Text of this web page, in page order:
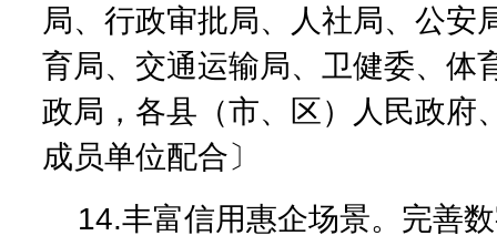
局、行政审批局、人社局、公安
育局、交通运输局、卫健委、体
政局，各县（市、区）人民政府
成员单位配合〕
14.丰富信用惠企场景。完善